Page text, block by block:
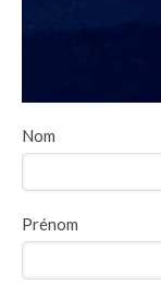
Nom
Prénom